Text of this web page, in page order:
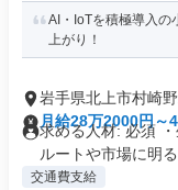
AI・IoTを積極導入の
上がり！
岩手県北上市村崎
月給28万2000円～
求める人材: 必須
ルートや市場に明る
交通費支給